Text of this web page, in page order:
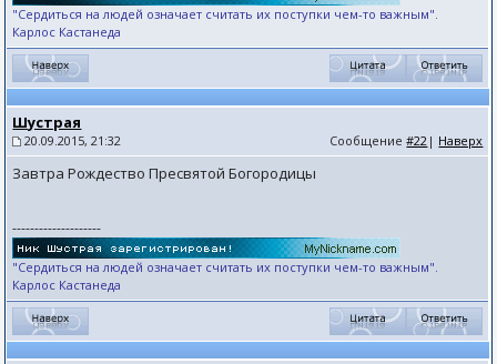
"Сердиться на людей означает считать их поступки чем-то важным".
Карлос Кастанеда
Шустрая
20.09.2015, 21:32 Сообщение#22 | Наверх
Завтра Рождество Пресвятой Богородицы
--------------------
"Сердиться на людей означает считать их поступки чем-то важным".
Карлос Кастанеда